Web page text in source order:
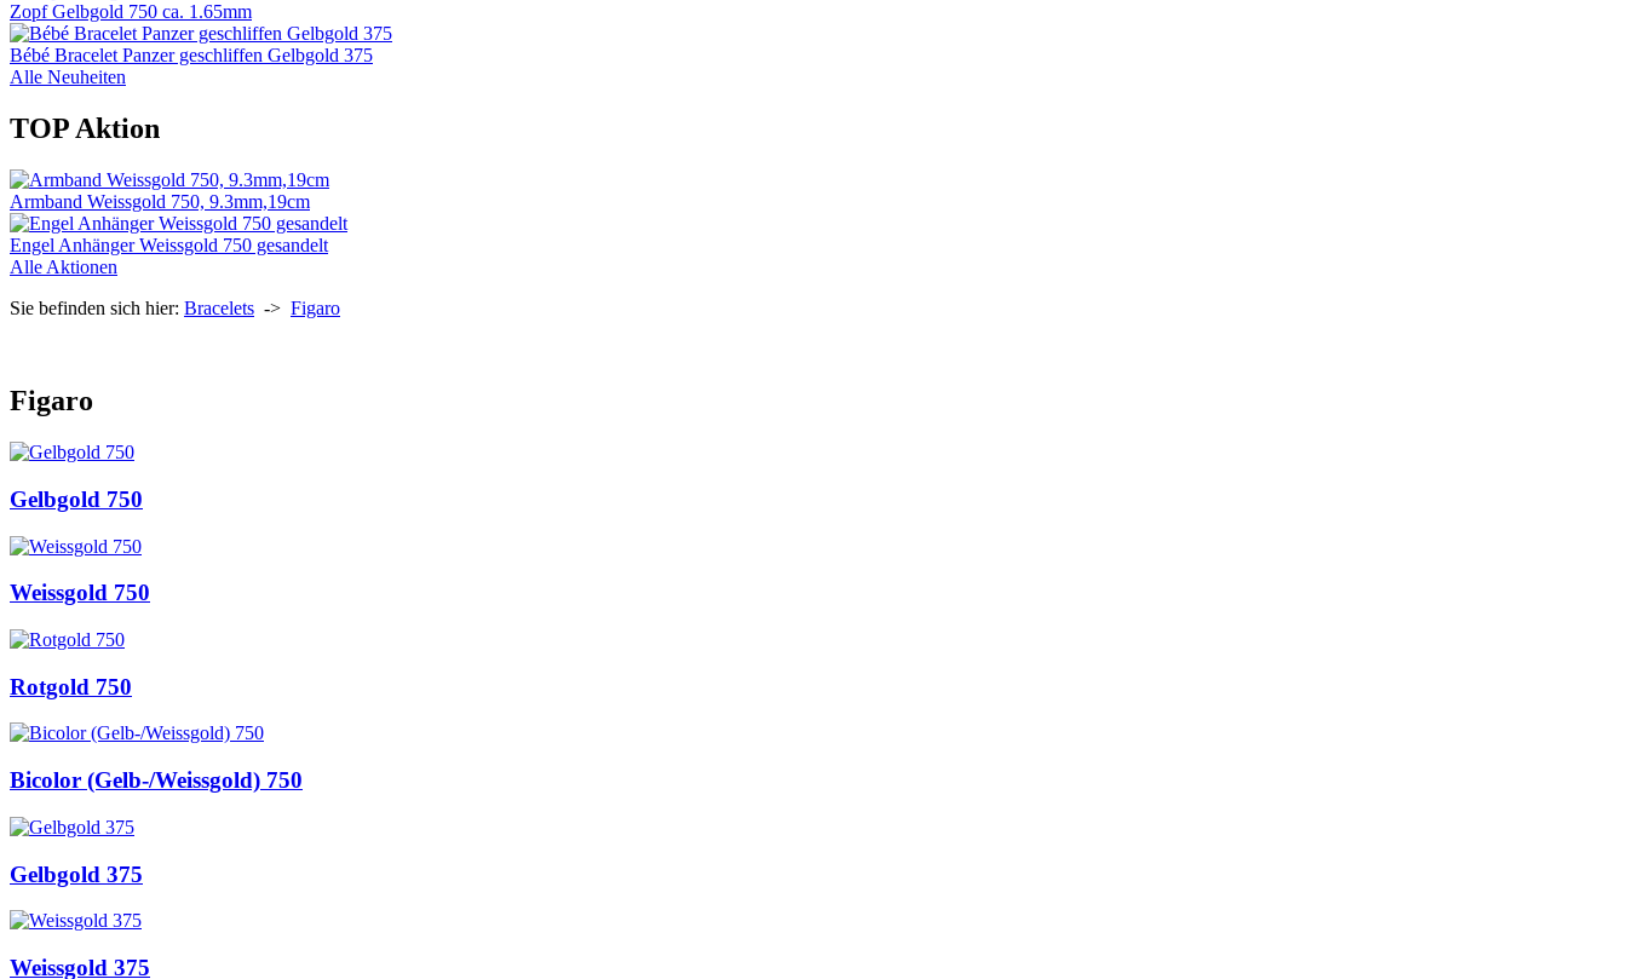
Zopf Gelbgold 750 ca. 1.65mm
Bébé Bracelet Panzer geschliffen Gelbgold 375
Alle Neuheiten
TOP Aktion
Armband Weissgold 750, 9.3mm,19cm
Engel Anhänger Weissgold 750 gesandelt
Alle Aktionen
Sie befinden sich hier: Bracelets -> Figaro
Figaro
Gelbgold 750
Weissgold 750
Rotgold 750
Bicolor (Gelb-/Weissgold) 750
Gelbgold 375
Weissgold 375